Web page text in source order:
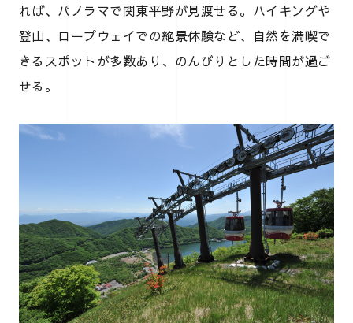
れば、パノラマで関東平野が見渡せる。ハイキングや
登山、ロープウェイでの絶景体験など、自然を満喫で
きるスポットが多数あり、のんびりとした時間が過ご
せる。